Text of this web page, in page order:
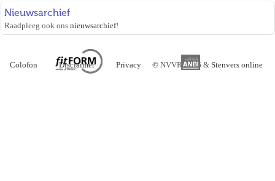
Nieuwsarchief
Raadpleeg ook ons nieuwsarchief!
© NVVR 2026 & Stenvers online
Colofon Disclaimer Privacy